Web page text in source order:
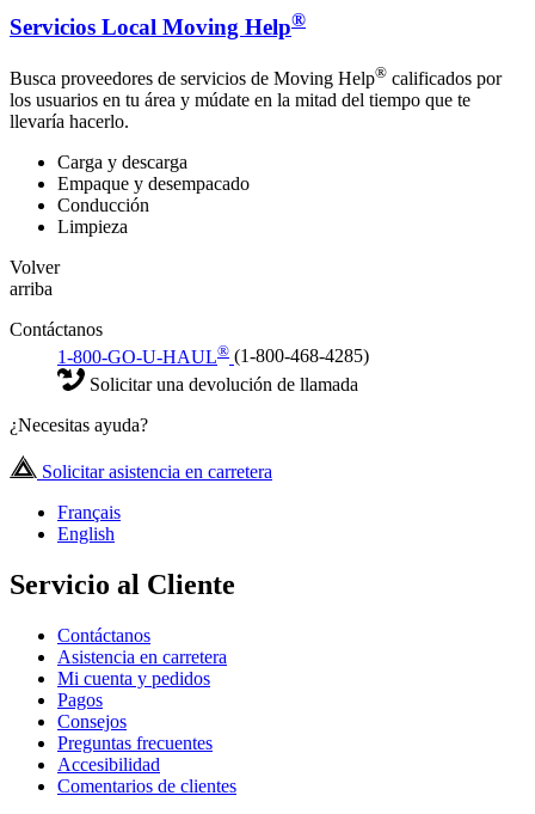
Servicios Local Moving Help®
Busca proveedores de servicios de Moving Help® calificados por
los usuarios en tu área y múdate en la mitad del tiempo que te
llevaría hacerlo.
Carga y descarga
Empaque y desempacado
Conducción
Limpieza
Volver
arriba
Contáctanos
1-800-GO-U-HAUL® (1-800-468-4285)
Solicitar una devolución de llamada
¿Necesitas ayuda?
Solicitar asistencia en carretera
Français
English
Servicio al Cliente
Contáctanos
Asistencia en carretera
Mi cuenta y pedidos
Pagos
Consejos
Preguntas frecuentes
Accesibilidad
Comentarios de clientes